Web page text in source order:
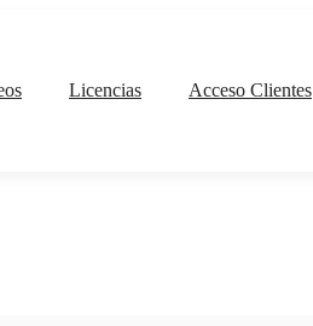
Licencias Acceso Clientes